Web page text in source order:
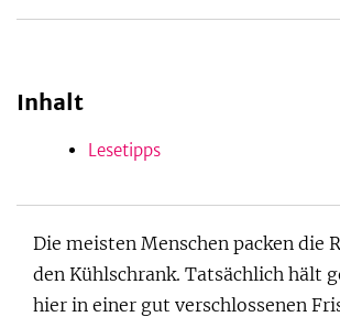
Inhalt
Lesetipps
Die meisten Menschen packen die
den Kühlschrank. Tatsächlich hält
hier in einer gut verschlossenen